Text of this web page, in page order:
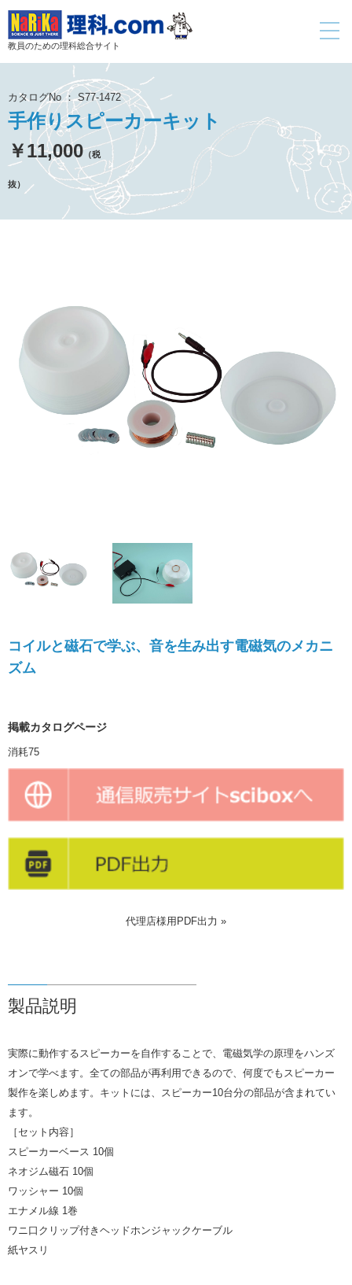
教員のための理科総合サイト
toggle
カタログNo ： S77-1472
手作りスピーカーキット
￥11,000 （税
抜）
コイルと磁石で学ぶ、音を生み出す電磁気のメカニ
ズム
掲載カタログページ
消耗75
代理店様用PDF出力 »
製品説明
実際に動作するスピーカーを自作することで、電磁気学の原理をハンズ
オンで学べます。全ての部品が再利用できるので、何度でもスピーカー
製作を楽しめます。キットには、スピーカー10台分の部品が含まれてい
ます。
［セット内容］
スピーカーベース 10個
ネオジム磁石 10個
ワッシャー 10個
エナメル線 1巻
ワニ口クリップ付きヘッドホンジャックケーブル
紙ヤスリ